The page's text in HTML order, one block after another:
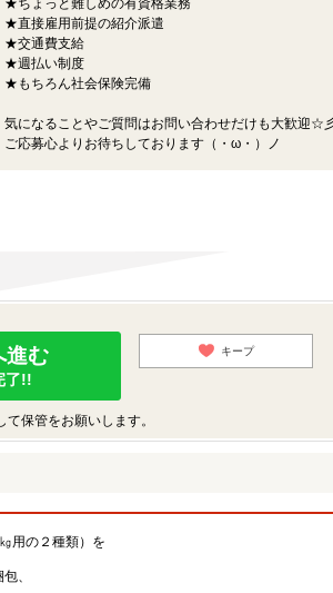
★ちょっと難しめの有資格業務
★直接雇用前提の紹介派遣
★交通費支給
★週払い制度
★もちろん社会保険完備
気になることやご質問はお問い合わせだけも大歓迎☆
ご応募心よりお待ちしております（・ω・）ノ
進む
了!!
キープ
保管をお願いします。
用の２種類）を
、